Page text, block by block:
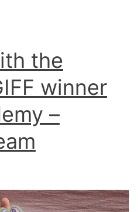
the
winner
–